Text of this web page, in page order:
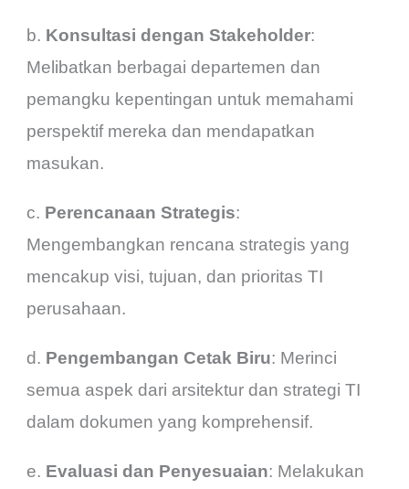
b. Konsultasi dengan Stakeholder:
Melibatkan berbagai departemen dan
pemangku kepentingan untuk memahami
perspektif mereka dan mendapatkan
masukan.
c. Perencanaan Strategis:
Mengembangkan rencana strategis yang
mencakup visi, tujuan, dan prioritas TI
perusahaan.
d. Pengembangan Cetak Biru: Merinci
semua aspek dari arsitektur dan strategi TI
dalam dokumen yang komprehensif.
e. Evaluasi dan Penyesuaian: Melakukan